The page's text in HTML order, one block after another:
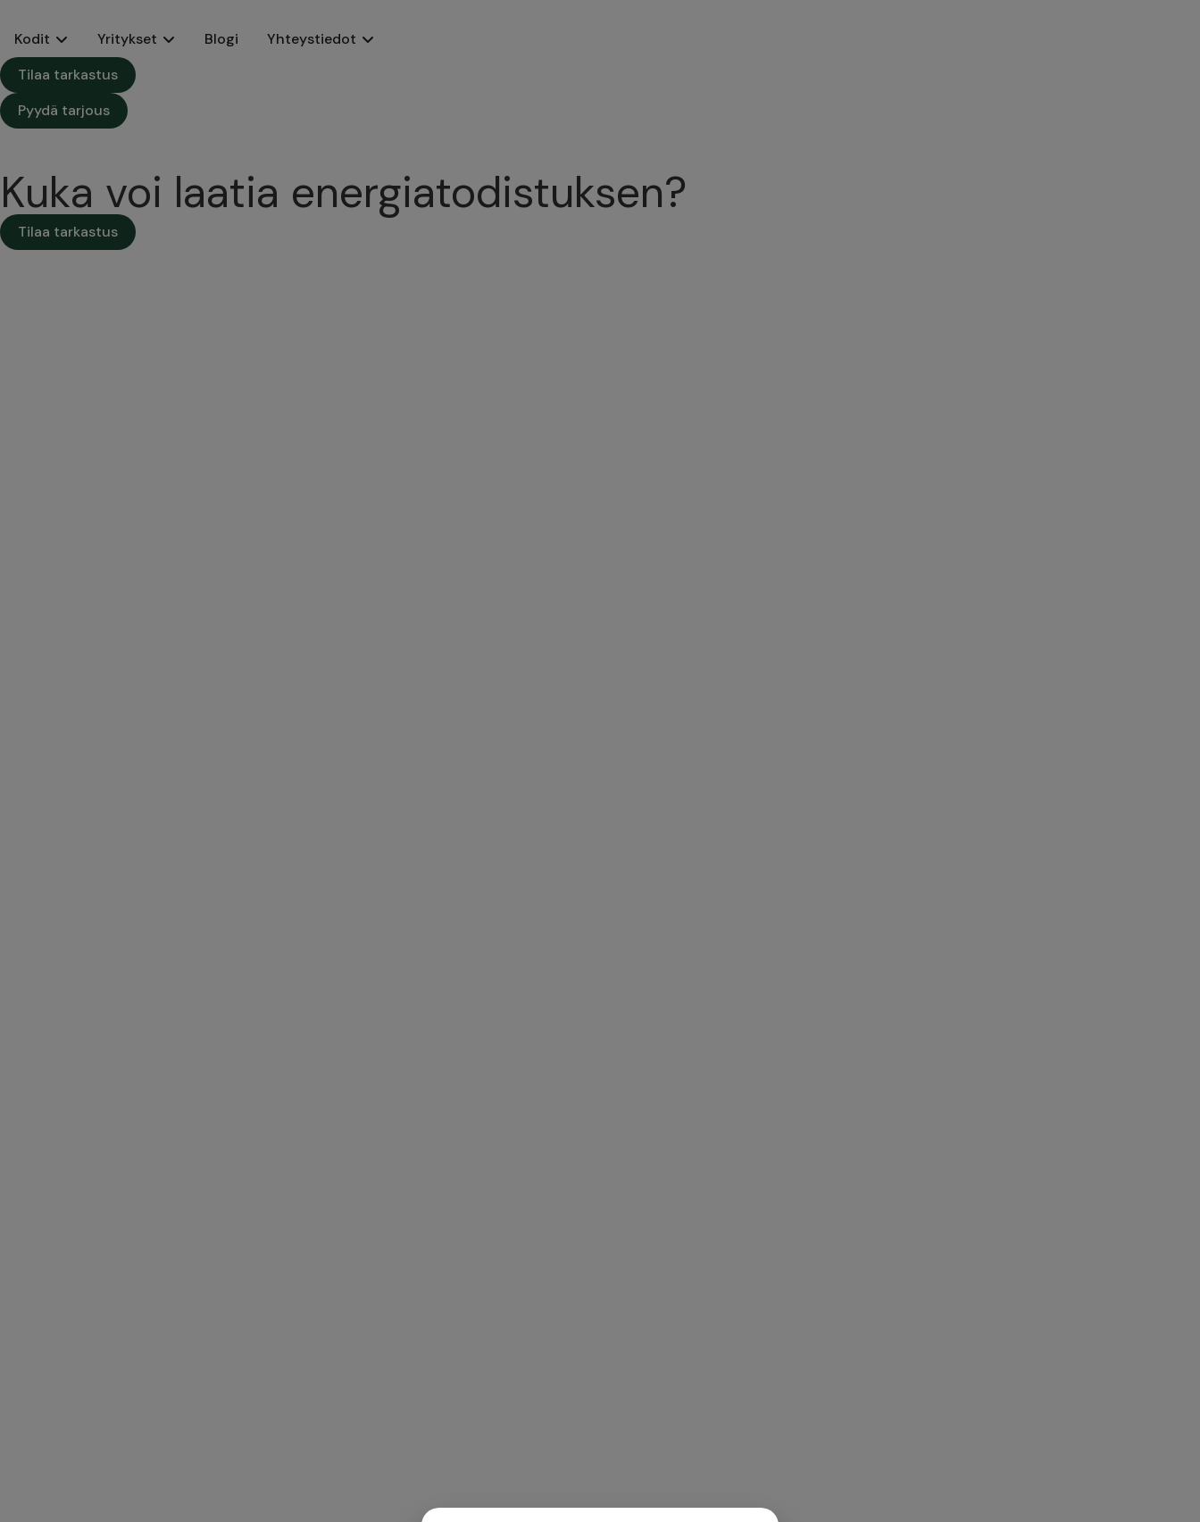
Kodit Yritykset Blogi
Yhteystiedot
Tilaa tarkastus
Pyydä tarjous
Kuka voi laatia energiatodistuksen?
Tilaa tarkastus